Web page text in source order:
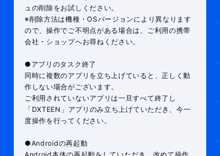
ュの削除をお試しください。
※削除方法は機種・OSバージョンにより異なります
ので、操作でご不明点がある場合は、ご利用の携帯
会社・ショップへお尋ねください。
●アプリのタスク終了
同時に複数のアプリを立ち上げていると、正しく動
作しない場合がございます。
ご利用されていないアプリは一旦すべて終了し
「DXTEEN」アプリのみ立ち上げていただき、今一
度操作を行ってください。
●Androidの再起動